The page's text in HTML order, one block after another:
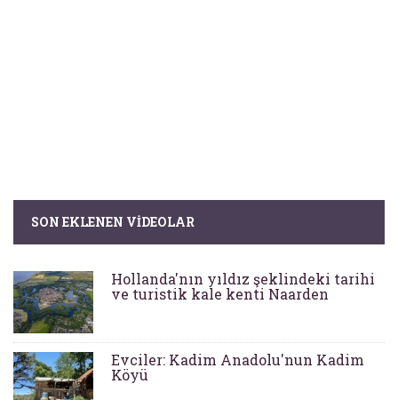
SON EKLENEN VIDEOLAR
Hollanda'nın yıldız şeklindeki tarihi
ve turistik kale kenti Naarden
Evciler: Kadim Anadolu'nun Kadim
Köyü